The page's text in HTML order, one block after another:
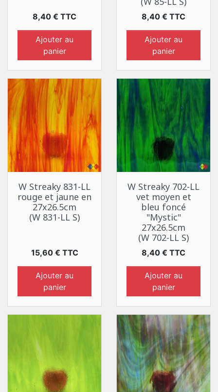
Prix
8,40 € TTC
Ajouter au
panier
Prix
8,40 € TTC
Ajouter au
panier
W Streaky 831-LL
rouge et jaune en
27x26.5cm
(W 831-LL S)
Prix
15,60 € TTC
Ajouter au
panier
W Streaky 702-LL
vet moyen et
bleu foncé
"Mystic"
27x26.5cm
(W 702-LL S)
Prix
8,40 € TTC
Ajouter au
panier